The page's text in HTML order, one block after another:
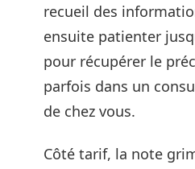
recueil des
ensuite patienter
pour récupérer le
parfois dans un
de chez vous.
Côté tarif, la note